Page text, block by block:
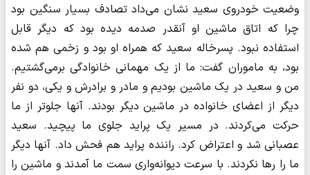
وضعیت خودروی سعید نشان می‌داد تصادف بسیار سنگین بود
چرا که اتاق ماشین او آنقدر صدمه دید‌ه‌ بود که دیگر قابل
استفاده نبود. پسرخاله سعید که همراه او بود و زخمی هم شده‌
بود، به ماموران گفت: ما از یک مهمانی خانوادگی برمی‌گشتیم.
من و سعید در یک ماشین بودیم و مادر و برادرش و یکی، دو نفر
دیگر از اعضای خانواده در ماشین دیگر بودند. آنها جلوتر از ما
حرکت می‌کردند. در مسیر یک پراید جلوی ما پیچید. سعید
عصبانی شد و اعتراض کرد. راننده پراید هم فحش داد. آنها دیگر
ما را رها نکردند. با سرعت دیوانه‌واری سمت ما آمدند و ماشین را